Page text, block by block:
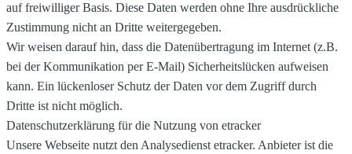
auf freiwilliger Basis. Diese Daten werden ohne Ihre ausdrückliche
Zustimmung nicht an Dritte weitergegeben.
Wir weisen darauf hin, dass die Datenübertragung im Internet (z.B.
bei der Kommunikation per E-Mail) Sicherheitslücken aufweisen
kann. Ein lückenloser Schutz der Daten vor dem Zugriff durch
Dritte ist nicht möglich.
Datenschutzerklärung für die Nutzung von etracker
Unsere Webseite nutzt den Analysedienst etracker. Anbieter ist die